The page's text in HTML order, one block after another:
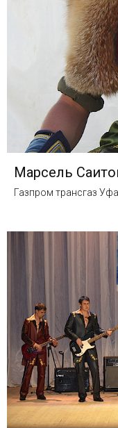
Марсель
Газпром трансгаз Уфа